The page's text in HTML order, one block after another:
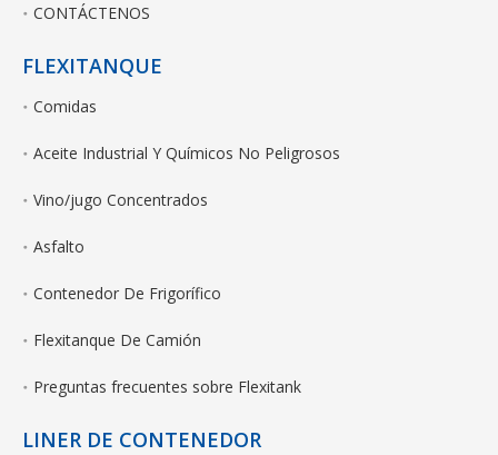
CONTÁCTENOS
FLEXITANQUE
Comidas
Aceite Industrial Y Químicos No Peligrosos
Vino/jugo Concentrados
Asfalto
Contenedor De Frigorífico
Flexitanque De Camión
Preguntas frecuentes sobre Flexitank
LINER DE CONTENEDOR